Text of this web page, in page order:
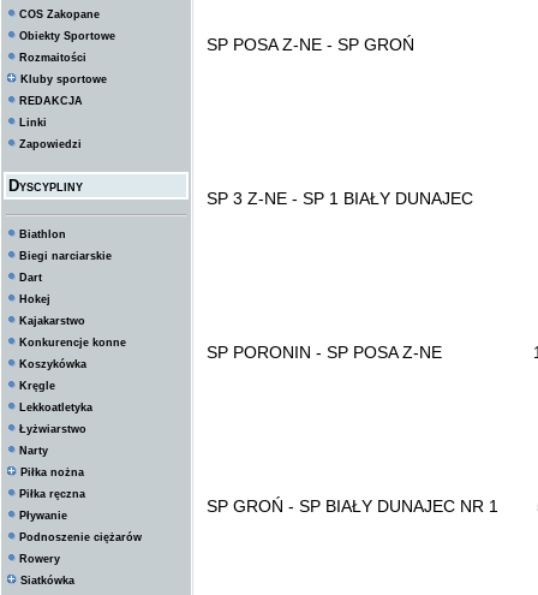
COS Zakopane
Obiekty Sportowe
Rozmaitości
Kluby sportowe
REDAKCJA
Linki
Zapowiedzi
Dyscypliny
Biathlon
Biegi narciarskie
Dart
Hokej
Kajakarstwo
Konkurencje konne
Koszykówka
Kręgle
Lekkoatletyka
Łyżwiarstwo
Narty
Piłka nożna
Piłka ręczna
Pływanie
Podnoszenie ciężarów
Rowery
Siatkówka
SP POSA Z-NE - SP GROŃ 4
SP 3 Z-NE - SP 1 BIAŁY DUNAJEC
SP PORONIN - SP POSA Z-NE
SP GROŃ - SP BIAŁY DUNAJEC NR 1